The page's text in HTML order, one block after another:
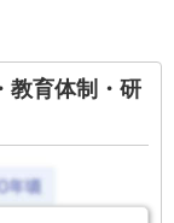
教育体制・研